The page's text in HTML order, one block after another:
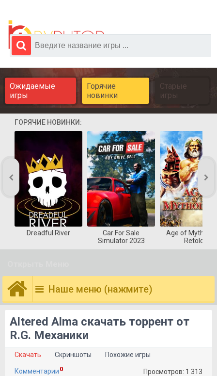
Ожидаемые
игры
Горячие
новинки
Старые
игры
ГОРЯЧИЕ НОВИНКИ:
Dreadful River
Car For Sale
Simulator 2023
Age of
Retold
Наше меню (нажмите)
Altered Alma скачать торрент от
R.G. Механики
Скачать Скриншоты Похожие игры
Комментарии 0 Просмотров: 1 313